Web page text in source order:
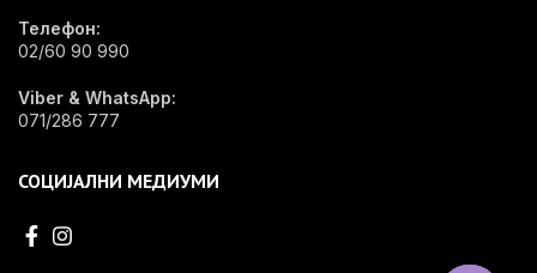
Телефон:
02/60 90 990
Viber & WhatsApp:
071/286 777
СОЦИЈАЛНИ МЕДИУМИ